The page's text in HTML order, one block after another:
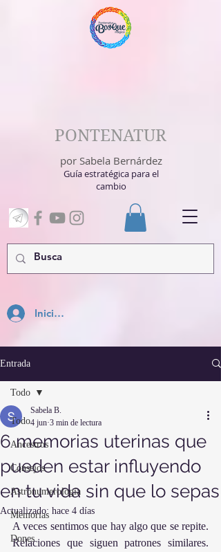
Inicia Sesión
PONTENATUR
por Sabela Bernárdez
Guía estratégica para el
cambio
Entrada
Todo
Ancestros
Consejos
Astronumerología
Memorias
Dones
Todo
6 memorias uterinas que
pueden estar influyendo
en tu vida sin que lo sepas
Sabela B.
4 jun 3 min de lectura
Actualizado: hace 4 días
A veces sentimos que hay algo que se repite.
Relaciones que siguen patrones similares.